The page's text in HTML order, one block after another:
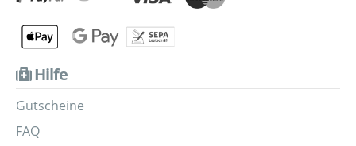
Hilfe
Gutscheine
FAQ